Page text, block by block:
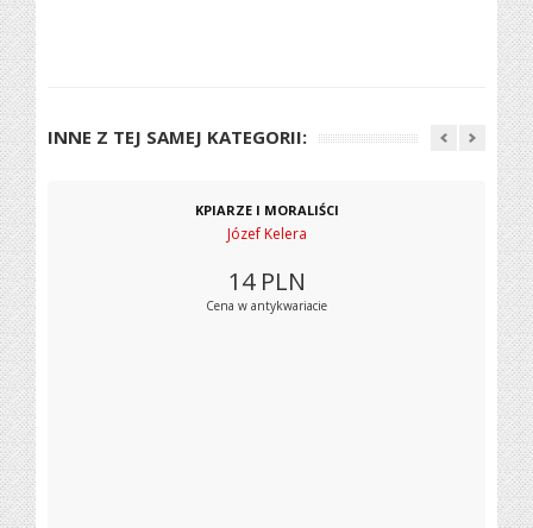
INNE Z TEJ SAMEJ KATEGORII:
KPIARZE I MORALIŚCI
Józef Kelera
14 PLN
Cena w antykwariacie